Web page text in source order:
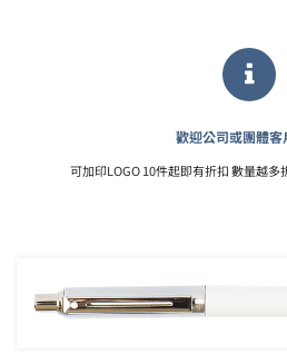
歡迎公司或團體客
可加印LOGO 10件起即有折扣 數量越